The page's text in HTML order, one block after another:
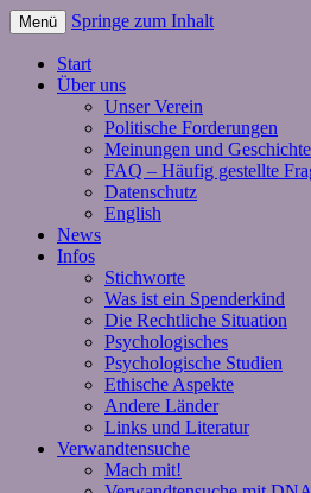
Menü Springe zum Inhalt
Start
Über uns
Unser Verein
Politische Forderungen
Meinungen und
FAQ – Häufig gestellte
Datenschutz
English
News
Infos
Stichworte
Was ist ein Spenderkind
Die Rechtliche Situation
Psychologisches
Psychologische Studien
Ethische Aspekte
Andere Länder
Links und Literatur
Verwandtensuche
Mach mit!